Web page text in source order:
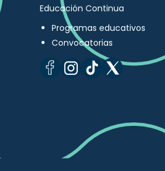
Educación Continua
Programas educativos
Convocatorias